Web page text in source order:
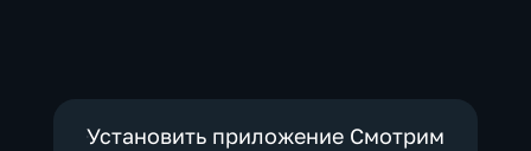
Установить приложение Смотрим